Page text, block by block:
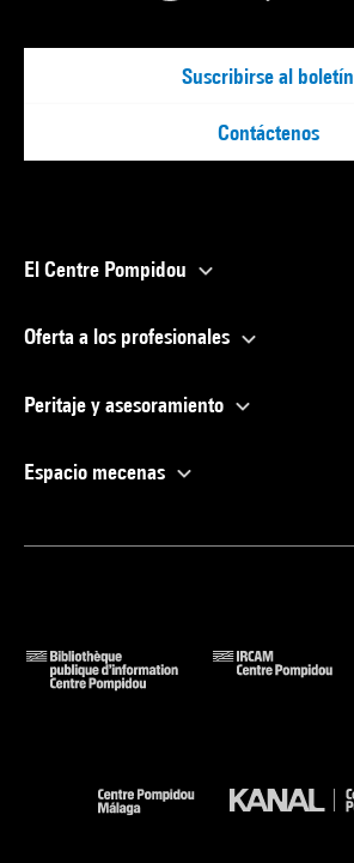
Suscribirse al boletín
Contáctenos
El Centre Pompidou
Oferta a los profesionales
Peritaje y asesoramiento
Espacio mecenas